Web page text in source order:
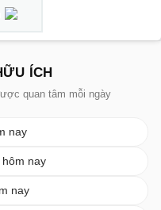
ÍCH
quan tâm mỗi ngày
nay
nay
nay